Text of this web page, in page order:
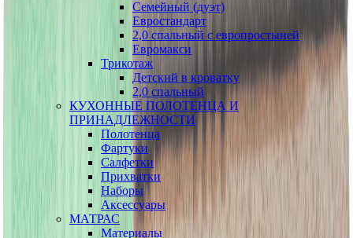
Семейный (дуэт)
Евростандарт
2,0 спальный с европростыней
Евромакси
Трикотаж
Детский в кроватку
2,0 спальный
КУХОННЫЕ ПОЛОТЕНЦА И
ПРИНАДЛЕЖНОСТИ
Полотенца
Фартуки
Салфетки
Прихватки
Наборы
Аксессуары
МАТРАС
Материалы